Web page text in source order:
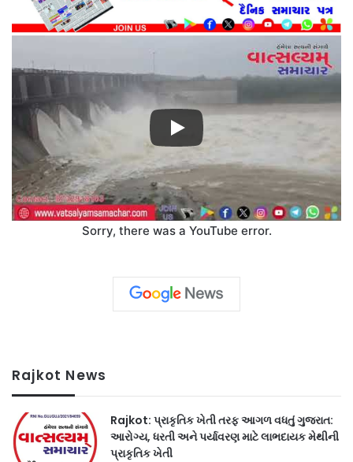
Sorry, there was a YouTube error.
Rajkot News
Rajkot: પ્રાકૃતિક ખેતી તરફ આગળ વધતું ગુજરાત:
આરોગ્ય, ધરતી અને પર્યાવરણ માટે લાભદાયક મેથીની
પ્રાકૃતિક ખેતી